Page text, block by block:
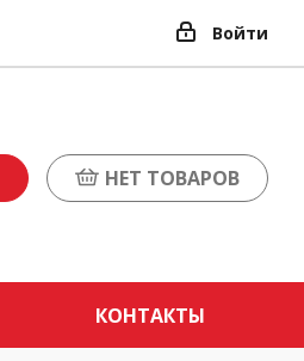
Войти
НЕТ ТОВАРОВ
КОНТАКТЫ